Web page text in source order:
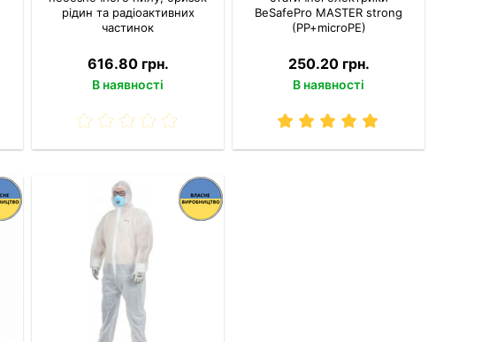
рідин та радіоактивних
частинок
616.80 грн.
В наявності
BeSafePro MASTER strong
(PP+microPE)
250.20 грн.
В наявності